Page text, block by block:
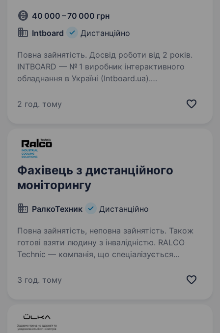
40 000 – 70 000 грн
Intboard
Дистанційно
Повна зайнятість. Досвід роботи від 2 років.
INTBOARD — № 1 виробник інтерактивного
обладнання в Україні (Intboard.ua).
для освіти та бізнесу, які вже
2 год. тому
Фахівець з дистанційного
моніторингу
РалкоТехник Дистанційно
Повна зайнятість, неповна зайнятість. Також
готові взяти людину з інвалідністю. RALCO
Technic — компанія, що спеціалізується
та сервісному обслуговуванні промислового
моніторингу роботи…
3 год. тому